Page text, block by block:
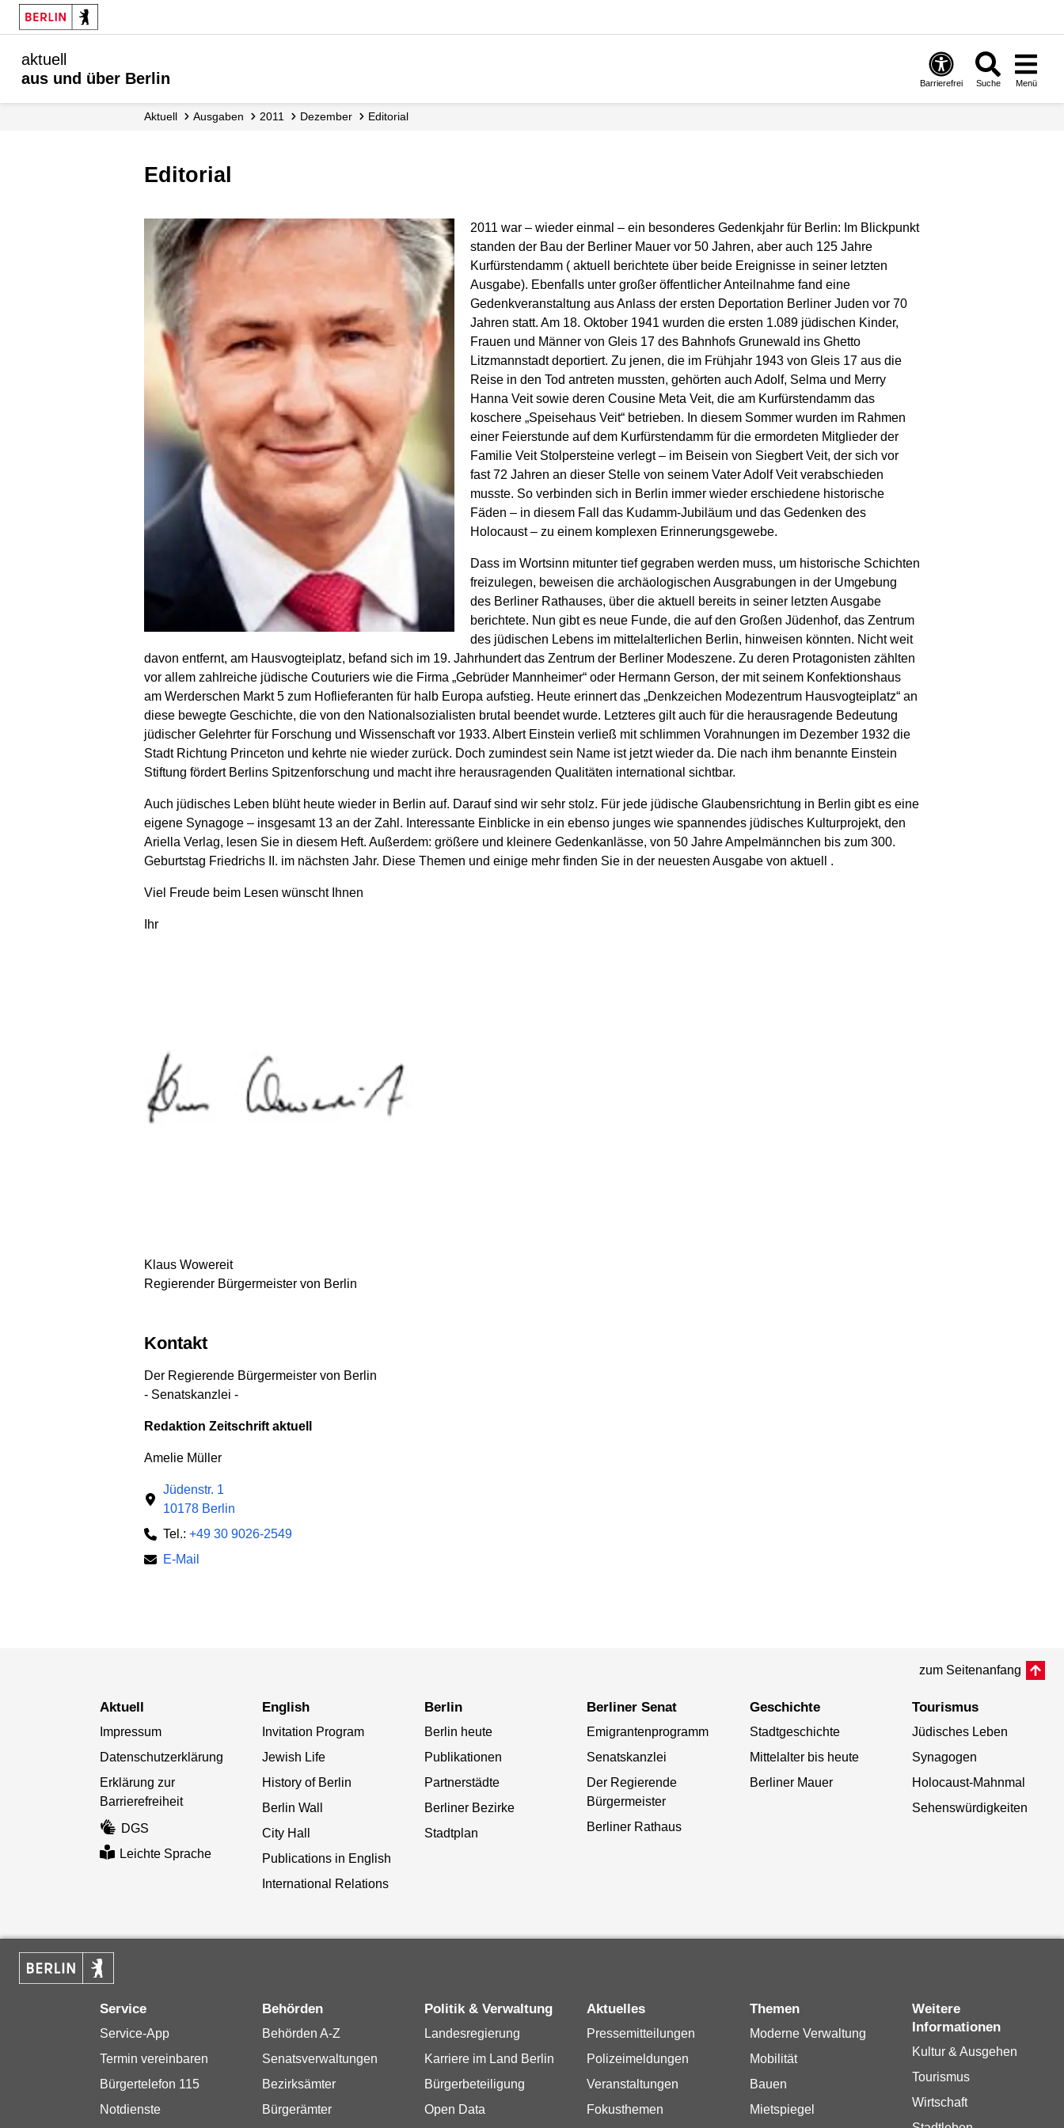
aktuell
aus und über Berlin
Barrierefrei Suche Menü
aktuell Ausgaben 2011 Dezember Editorial
Editorial
2011 war – wieder einmal – ein besonderes Gedenkjahr für Berlin: Im Blickpunkt
standen der Bau der Berliner Mauer vor 50 Jahren, aber auch 125 Jahre
Kurfürstendamm ( aktuell
berichtete über beide Ereignisse in seiner letzten
Ausgabe). Ebenfalls unter großer öffentlicher Anteilnahme fand eine
Gedenkveranstaltung aus Anlass der ersten Deportation Berliner Juden vor 70
Jahren statt. Am 18. Oktober 1941 wurden die ersten 1.089 jüdischen Kinder,
Frauen und Männer von Gleis 17 des Bahnhofs Grunewald ins Ghetto
Litzmannstadt deportiert. Zu jenen, die im Frühjahr 1943 von Gleis 17 aus die
Reise in den Tod antreten mussten, gehörten auch Adolf, Selma und Merry
Hanna Veit sowie deren Cousine Meta Veit, die am Kurfürstendamm das
koschere „Speisehaus Veit“ betrieben. In diesem Sommer wurden im Rahmen
einer Feierstunde auf dem Kurfürstendamm für die ermordeten Mitglieder der
Familie Veit Stolpersteine verlegt – im Beisein von Siegbert Veit, der sich vor
fast 72 Jahren an dieser Stelle von seinem Vater Adolf Veit verabschieden
musste. So verbinden sich in Berlin immer wieder erschiedene historische
Fäden – in diesem Fall das Kudamm-Jubiläum und das Gedenken des
Holocaust – zu einem komplexen Erinnerungsgewebe.
Dass im Wortsinn mitunter tief gegraben werden muss, um historische Schichten
freizulegen, beweisen die archäologischen Ausgrabungen in der Umgebung
des Berliner Rathauses, über die aktuell
bereits in seiner letzten Ausgabe
berichtete. Nun gibt es neue Funde, die auf den Großen Jüdenhof, das Zentrum
des jüdischen Lebens im mittelalterlichen Berlin, hinweisen könnten. Nicht weit
davon entfernt, am Hausvogteiplatz, befand sich im 19. Jahrhundert das Zentrum der Berliner Modeszene. Zu deren Protagonisten zählten
vor allem zahlreiche jüdische Couturiers wie die Firma „Gebrüder Mannheimer“ oder Hermann Gerson, der mit seinem Konfektionshaus
am Werderschen Markt 5 zum Hoflieferanten für halb Europa aufstieg. Heute erinnert das „Denkzeichen Modezentrum Hausvogteiplatz“ an
diese bewegte Geschichte, die von den Nationalsozialisten brutal beendet wurde. Letzteres gilt auch für die herausragende Bedeutung
jüdischer Gelehrter für Forschung und Wissenschaft vor 1933. Albert Einstein verließ mit schlimmen Vorahnungen im Dezember 1932 die
Stadt Richtung Princeton und kehrte nie wieder zurück. Doch zumindest sein Name ist jetzt wieder da. Die nach ihm benannte Einstein
Stiftung fördert Berlins Spitzenforschung und macht ihre herausragenden Qualitäten international sichtbar.
Auch jüdisches Leben blüht heute wieder in Berlin auf. Darauf sind wir sehr stolz. Für jede jüdische Glaubensrichtung in Berlin gibt es eine
eigene Synagoge – insgesamt 13 an der Zahl. Interessante Einblicke in ein ebenso junges wie spannendes jüdisches Kulturprojekt, den
Ariella Verlag, lesen Sie in diesem Heft. Außerdem: größere und kleinere Gedenkanlässe, von 50 Jahre Ampelmännchen bis zum 300.
Geburtstag Friedrichs II. im nächsten Jahr. Diese Themen und einige mehr finden Sie in der neuesten Ausgabe von aktuell .
Viel Freude beim Lesen wünscht Ihnen
Ihr
Klaus Wowereit
Regierender Bürgermeister von Berlin
Kontakt
Der Regierende Bürgermeister von Berlin
- Senatskanzlei -
Redaktion Zeitschrift aktuell
Amelie Müller
Jüdenstr. 1
10178 Berlin
Tel.: +49 30 9026-2549
E-Mail
zum Seitenanfang
aktuell
Impressum
Datenschutzerklärung
Erklärung zur
Barrierefreiheit
DGS
Leichte Sprache
English
Invitation Program
Jewish Life
History of Berlin
Berlin Wall
City Hall
Publications in English
International Relations
Berlin
Berlin heute
Publikationen
Partnerstädte
Berliner Bezirke
Stadtplan
Berliner Senat
Emigrantenprogramm
Senatskanzlei
Der Regierende
Bürgermeister
Berliner Rathaus
Geschichte
Stadtgeschichte
Mittelalter bis heute
Berliner Mauer
Tourismus
Jüdisches Leben
Synagogen
Holocaust-Mahnmal
Sehenswürdigkeiten
Service
Service-App
Termin vereinbaren
Bürgertelefon 115
Notdienste
Behörden
Behörden A-Z
Senatsverwaltungen
Bezirksämter
Bürgerämter
Politik & Verwaltung
Landesregierung
Karriere im Land Berlin
Bürgerbeteiligung
Open Data
Aktuelles
Pressemitteilungen
Polizeimeldungen
Veranstaltungen
Fokusthemen
Themen
Moderne Verwaltung
Mobilität
Bauen
Mietspiegel
Weitere
Informationen
Kultur & Ausgehen
Tourismus
Wirtschaft